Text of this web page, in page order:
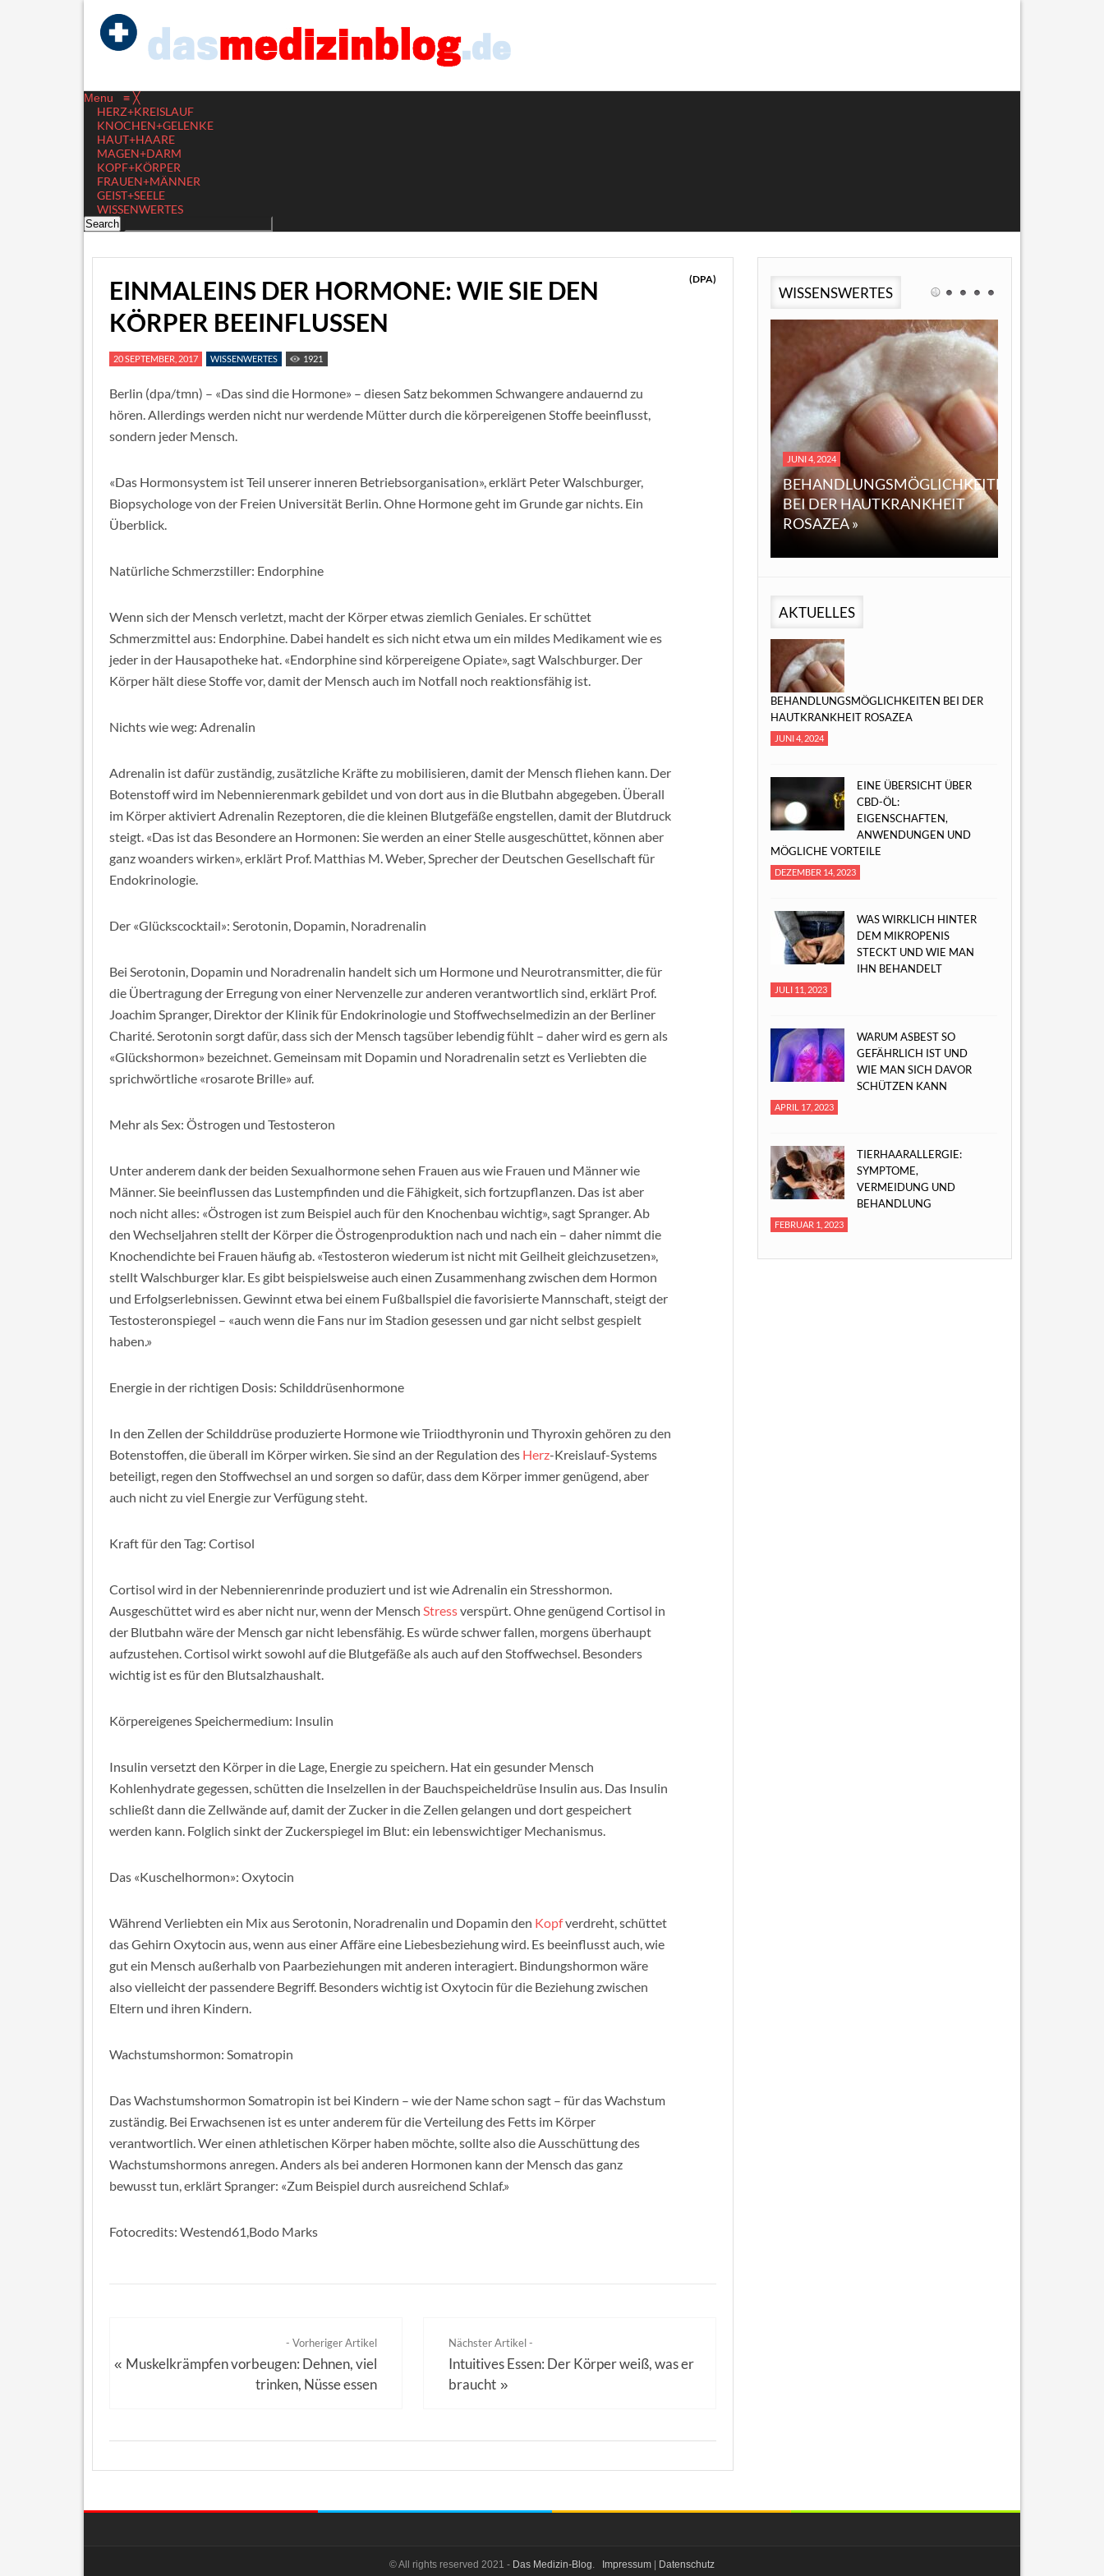
Menu ≡ ╳
HERZ+KREISLAUF
KNOCHEN+GELENKE
HAUT+HAARE
MAGEN+DARM
KOPF+KÖRPER
FRAUEN+MÄNNER
GEIST+SEELE
WISSENWERTES
EINMALEINS DER HORMONE: WIE SIE DEN
KÖRPER BEEINFLUSSEN
(DPA)
20 SEPTEMBER, 2017 WISSENWERTES 1921
Berlin (dpa/tmn) – «Das sind die Hormone» – diesen Satz bekommen Schwangere andauernd zu
hören. Allerdings werden nicht nur werdende Mütter durch die körpereigenen Stoffe beeinflusst,
sondern jeder Mensch.
«Das Hormonsystem ist Teil unserer inneren Betriebsorganisation», erklärt Peter Walschburger,
Biopsychologe von der Freien Universität Berlin. Ohne Hormone geht im Grunde gar nichts. Ein
Überblick.
Natürliche Schmerzstiller: Endorphine
Wenn sich der Mensch verletzt, macht der Körper etwas ziemlich Geniales. Er schüttet
Schmerzmittel aus: Endorphine. Dabei handelt es sich nicht etwa um ein mildes Medikament wie es
jeder in der Hausapotheke hat. «Endorphine sind körpereigene Opiate», sagt Walschburger. Der
Körper hält diese Stoffe vor, damit der Mensch auch im Notfall noch reaktionsfähig ist.
Nichts wie weg: Adrenalin
Adrenalin ist dafür zuständig, zusätzliche Kräfte zu mobilisieren, damit der Mensch fliehen kann. Der
Botenstoff wird im Nebennierenmark gebildet und von dort aus in die Blutbahn abgegeben. Überall
im Körper aktiviert Adrenalin Rezeptoren, die die kleinen Blutgefäße engstellen, damit der Blutdruck
steigt. «Das ist das Besondere an Hormonen: Sie werden an einer Stelle ausgeschüttet, können aber
ganz woanders wirken», erklärt Prof. Matthias M. Weber, Sprecher der Deutschen Gesellschaft für
Endokrinologie.
Der «Glückscocktail»: Serotonin, Dopamin, Noradrenalin
Bei Serotonin, Dopamin und Noradrenalin handelt sich um Hormone und Neurotransmitter, die für
die Übertragung der Erregung von einer Nervenzelle zur anderen verantwortlich sind, erklärt Prof.
Joachim Spranger, Direktor der Klinik für Endokrinologie und Stoffwechselmedizin an der Berliner
Charité. Serotonin sorgt dafür, dass sich der Mensch tagsüber lebendig fühlt – daher wird es gern als
«Glückshormon» bezeichnet. Gemeinsam mit Dopamin und Noradrenalin setzt es Verliebten die
sprichwörtliche «rosarote Brille» auf.
Mehr als Sex: Östrogen und Testosteron
Unter anderem dank der beiden Sexualhormone sehen Frauen aus wie Frauen und Männer wie
Männer. Sie beeinflussen das Lustempfinden und die Fähigkeit, sich fortzupflanzen. Das ist aber
noch nicht alles: «Östrogen ist zum Beispiel auch für den Knochenbau wichtig», sagt Spranger. Ab
den Wechseljahren stellt der Körper die Östrogenproduktion nach und nach ein – daher nimmt die
Knochendichte bei Frauen häufig ab. «Testosteron wiederum ist nicht mit Geilheit gleichzusetzen»,
stellt Walschburger klar. Es gibt beispielsweise auch einen Zusammenhang zwischen dem Hormon
und Erfolgserlebnissen. Gewinnt etwa bei einem Fußballspiel die favorisierte Mannschaft, steigt der
Testosteronspiegel – «auch wenn die Fans nur im Stadion gesessen und gar nicht selbst gespielt
haben.»
Energie in der richtigen Dosis: Schilddrüsenhormone
In den Zellen der Schilddrüse produzierte Hormone wie Triiodthyronin und Thyroxin gehören zu den
Botenstoffen, die überall im Körper wirken. Sie sind an der Regulation des Herz-Kreislauf-Systems
beteiligt, regen den Stoffwechsel an und sorgen so dafür, dass dem Körper immer genügend, aber
auch nicht zu viel Energie zur Verfügung steht.
Kraft für den Tag: Cortisol
Cortisol wird in der Nebennierenrinde produziert und ist wie Adrenalin ein Stresshormon.
Ausgeschüttet wird es aber nicht nur, wenn der Mensch Stressverspürt. Ohne genügend Cortisol in
der Blutbahn wäre der Mensch gar nicht lebensfähig. Es würde schwer fallen, morgens überhaupt
aufzustehen. Cortisol wirkt sowohl auf die Blutgefäße als auch auf den Stoffwechsel. Besonders
wichtig ist es für den Blutsalzhaushalt.
Körpereigenes Speichermedium: Insulin
Insulin versetzt den Körper in die Lage, Energie zu speichern. Hat ein gesunder Mensch
Kohlenhydrate gegessen, schütten die Inselzellen in der Bauchspeicheldrüse Insulin aus. Das Insulin
schließt dann die Zellwände auf, damit der Zucker in die Zellen gelangen und dort gespeichert
werden kann. Folglich sinkt der Zuckerspiegel im Blut: ein lebenswichtiger Mechanismus.
Das «Kuschelhormon»: Oxytocin
Während Verliebten ein Mix aus Serotonin, Noradrenalin und Dopamin den Kopfverdreht, schüttet
das Gehirn Oxytocin aus, wenn aus einer Affäre eine Liebesbeziehung wird. Es beeinflusst auch, wie
gut ein Mensch außerhalb von Paarbeziehungen mit anderen interagiert. Bindungshormon wäre
also vielleicht der passendere Begriff. Besonders wichtig ist Oxytocin für die Beziehung zwischen
Eltern und ihren Kindern.
Wachstumshormon: Somatropin
Das Wachstumshormon Somatropin ist bei Kindern – wie der Name schon sagt – für das Wachstum
zuständig. Bei Erwachsenen ist es unter anderem für die Verteilung des Fetts im Körper
verantwortlich. Wer einen athletischen Körper haben möchte, sollte also die Ausschüttung des
Wachstumshormons anregen. Anders als bei anderen Hormonen kann der Mensch das ganz
bewusst tun, erklärt Spranger: «Zum Beispiel durch ausreichend Schlaf.»
Fotocredits: Westend61,Bodo Marks
- Vorheriger Artikel
« Muskelkrämpfen vorbeugen: Dehnen, viel
trinken, Nüsse essen
Nächster Artikel -
Intuitives Essen: Der Körper weiß, was er
braucht »
WISSENSWERTES
BEHANDLUNGSMÖGLICHKEITEN
BEI DER HAUTKRANKHEIT
DEZEMBER 14, 2023
EINE ÜBERSICHT ÜBER
ÖL: EIGENSCHAFTEN,
ANWENDUNGEN UND
MÖGLICHE VORTEILE »
AKTUELLES
BEHANDLUNGSMÖGLICHKEITEN BEI DER
HAUTKRANKHEIT ROSAZEA
JUNI 4, 2024
EINE ÜBERSICHT ÜBER
CBD-ÖL:
EIGENSCHAFTEN,
ANWENDUNGEN UND
MÖGLICHE VORTEILE
DEZEMBER 14, 2023
WAS WIRKLICH HINTER
DEM MIKROPENIS
STECKT UND WIE MAN
IHN BEHANDELT
JULI 11, 2023
WARUM ASBEST SO
GEFÄHRLICH IST UND
WIE MAN SICH DAVOR
SCHÜTZEN KANN
APRIL 17, 2023
TIERHAARALLERGIE:
SYMPTOME,
VERMEIDUNG UND
BEHANDLUNG
FEBRUAR 1, 2023
© All rights reserved 2021 - Das Medizin-Blog. Impressum Datenschutz